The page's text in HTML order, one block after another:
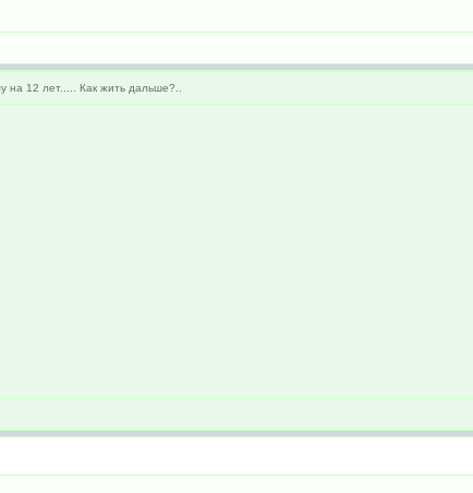
на 12 лет..... Как жить дальше?..